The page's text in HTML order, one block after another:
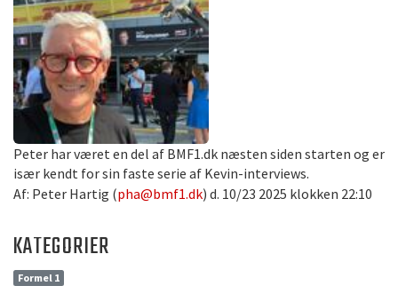
Peter har været en del af BMF1.dk næsten siden starten og er
især kendt for sin faste serie af Kevin-interviews.
Af: Peter Hartig (pha@bmf1.dk) d. 10/23 2025 klokken 22:10
KATEGORIER
Formel 1